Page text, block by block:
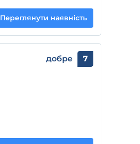
Переглянути наявність
добре 7